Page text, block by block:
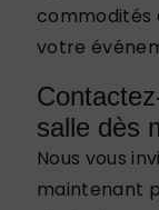
commodités
votre
salle dès
Nous vous
maintenant